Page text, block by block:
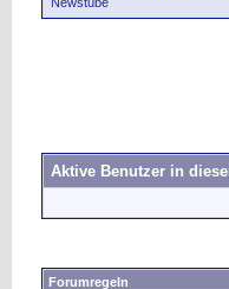
Aktive Benutzer in
Forumregeln